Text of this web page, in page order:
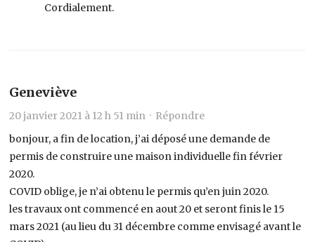
Cordialement.
Geneviève
20 janvier 2021 à 12 h 51 min · Répondre
bonjour, a fin de location, j’ai déposé une demande de
permis de construire une maison individuelle fin février
2020.
COVID oblige, je n’ai obtenu le permis qu’en juin 2020.
les travaux ont commencé en aout 20 et seront finis le 15
mars 2021 (au lieu du 31 décembre comme envisagé avant le